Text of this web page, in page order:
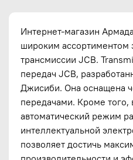
Интернет-магазин
широким ассортиментом
трансмиссии JCB.
передач JCB,
Джисиби. Она оснащена
передачами. Кроме того,
автоматический режим
интеллектуальной
позволяет достичь